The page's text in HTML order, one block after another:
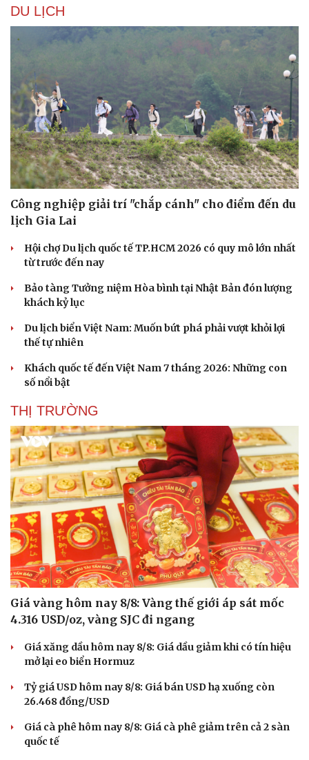
Sức khỏe
Dinh dưỡng - món ngon
Cây thuốc
Sản phụ khoa
Nhi khoa
Nam khoa
Phòng mạch online
Ăn sạch sống khỏe
Blog
DU LỊCH
Công nghiệp giải trí "chắp cánh" cho điểm đến du
lịch Gia Lai
Hội chợ Du lịch quốc tế TP.HCM 2026 có quy mô lớn nhất
từ trước đến nay
Bảo tàng Tưởng niệm Hòa bình tại Nhật Bản đón lượng
khách kỷ lục
Du lịch biển Việt Nam: Muốn bứt phá phải vượt khỏi lợi
thế tự nhiên
Khách quốc tế đến Việt Nam 7 tháng 2026: Những con
số nổi bật
THỊ TRƯỜNG
Giá vàng hôm nay 8/8: Vàng thế giới áp sát mốc
4.316 USD/oz, vàng SJC đi ngang
Giá xăng dầu hôm nay 8/8: Giá dầu giảm khi có tín hiệu
mở lại eo biển Hormuz
Tỷ giá USD hôm nay 8/8: Giá bán USD hạ xuống còn
26.468 đồng/USD
Giá cà phê hôm nay 8/8: Giá cà phê giảm trên cả 2 sàn
quốc tế